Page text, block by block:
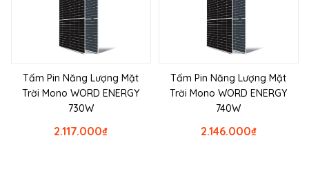
Tấm Pin Năng Lượng Mặt
Trời Mono WORD ENERGY
730W
₫
2.117.000
Tấm Pin Năng Lượng Mặt
Trời Mono WORD ENERGY
740W
₫
2.146.000